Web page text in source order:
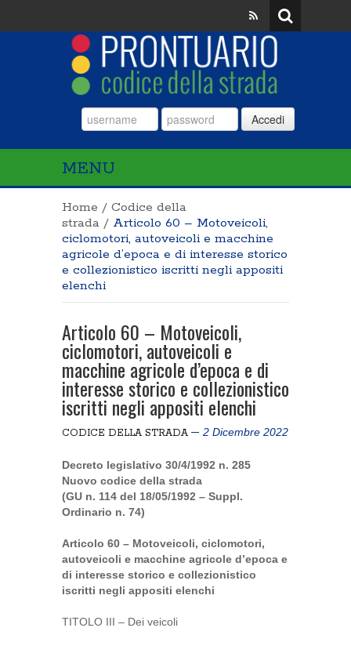
Accedi
MENU
Home / Codice della
strada / Articolo 60 – Motoveicoli,
ciclomotori, autoveicoli e macchine
agricole d’epoca e di interesse storico
e collezionistico iscritti negli appositi
elenchi
Articolo 60 – Motoveicoli,
ciclomotori, autoveicoli e
macchine agricole d’epoca e di
interesse storico e collezionistico
iscritti negli appositi elenchi
CODICE DELLA STRADA 2 Dicembre 2022
Decreto legislativo 30/4/1992 n. 285
Nuovo codice della strada
(GU n. 114 del 18/05/1992 – Suppl.
Ordinario n. 74)
Articolo 60 – Motoveicoli, ciclomotori,
autoveicoli e macchine agricole d’epoca e
di interesse storico e collezionistico
iscritti negli appositi elenchi
TITOLO III – Dei veicoli